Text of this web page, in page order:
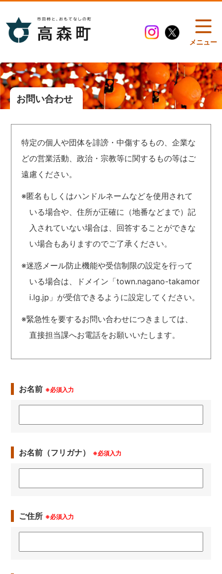
メニュー
お問い合わせ
特定の個人や団体を誹謗・中傷するもの、企業な
どの営業活動、政治・宗教等に関するもの等はご
遠慮ください。
※匿名もしくはハンドルネームなどを使用されて
いる場合や、住所が正確に（地番などまで）記
入されていない場合は、回答することができな
い場合もありますのでご了承ください。
※迷惑メール防止機能や受信制限の設定を行って
いる場合は、ドメイン「town.nagano-takamor
i.lg.jp」が受信できるように設定してください。
※緊急性を要するお問い合わせにつきましては、
直接担当課へお電話をお願いいたします。
お名前 ※必須入力
お名前（フリガナ） ※必須入力
ご住所 ※必須入力